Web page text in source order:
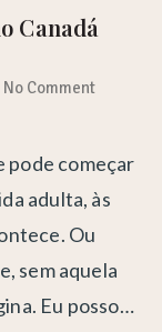
Canadá
No Comment
pode começar
adulta, às
Ou
sem aquela
Eu posso…